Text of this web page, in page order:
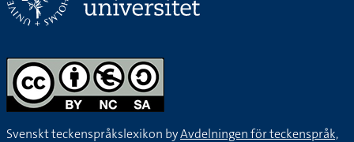
Svenskt teckenspråkslexikon byAvdelningen för teckenspråk,